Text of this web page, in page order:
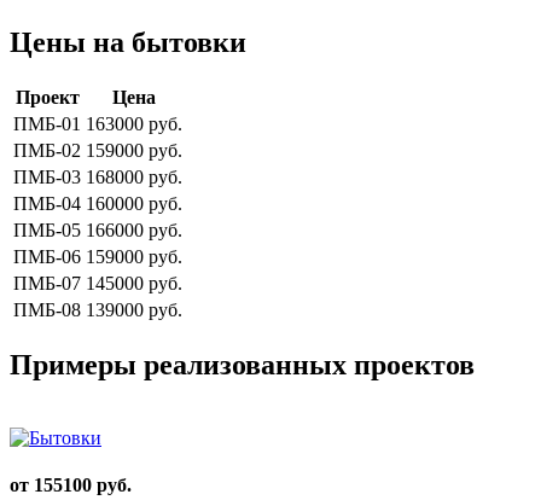
Цены на бытовки
Проект
Цена
ПМБ-01 163000 руб.
ПМБ-02 159000 руб.
ПМБ-03 168000 руб.
ПМБ-04 160000 руб.
ПМБ-05 166000 руб.
ПМБ-06 159000 руб.
ПМБ-07 145000 руб.
ПМБ-08 139000 руб.
Примеры реализованных проектов
от 155100 руб.